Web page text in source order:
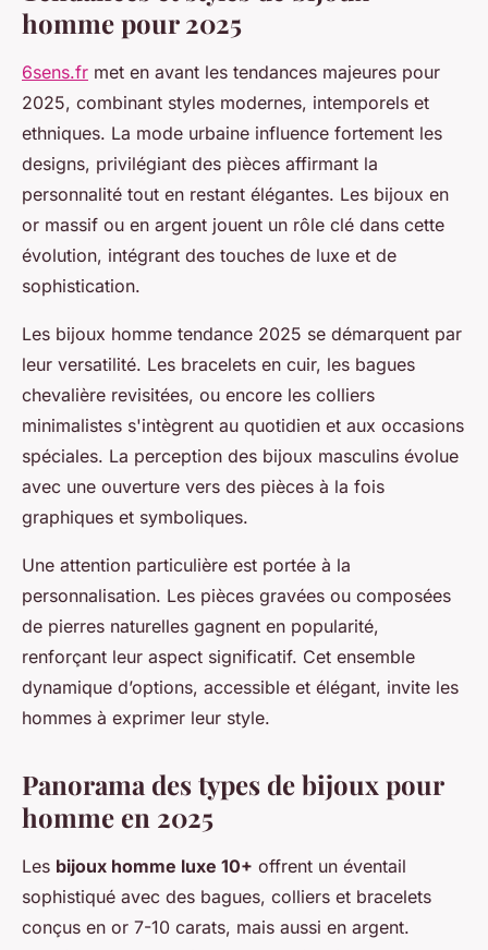
homme pour 2025
6sens.fr met en avant les tendances majeures pour
2025, combinant styles modernes, intemporels et
ethniques. La mode urbaine influence fortement les
designs, privilégiant des pièces affirmant la
personnalité tout en restant élégantes. Les bijoux en
or massif ou en argent jouent un rôle clé dans cette
évolution, intégrant des touches de luxe et de
sophistication.
Les bijoux homme tendance 2025 se démarquent par
leur versatilité. Les bracelets en cuir, les bagues
chevalière revisitées, ou encore les colliers
minimalistes s'intègrent au quotidien et aux occasions
spéciales. La perception des bijoux masculins évolue
avec une ouverture vers des pièces à la fois
graphiques et symboliques.
Une attention particulière est portée à la
personnalisation. Les pièces gravées ou composées
de pierres naturelles gagnent en popularité,
renforçant leur aspect significatif. Cet ensemble
dynamique d’options, accessible et élégant, invite les
hommes à exprimer leur style.
Panorama des types de bijoux pour
homme en 2025
Les bijoux homme luxe 10+ offrent un éventail
sophistiqué avec des bagues, colliers et bracelets
conçus en or 7-10 carats, mais aussi en argent.